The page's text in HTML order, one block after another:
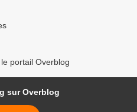
portail Overblog
sur Overblog